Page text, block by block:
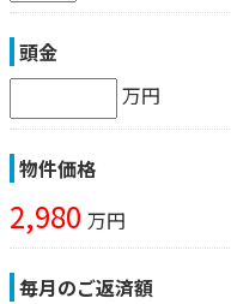
頭金
万円
物件価格
2,980 万円
毎月のご返済額